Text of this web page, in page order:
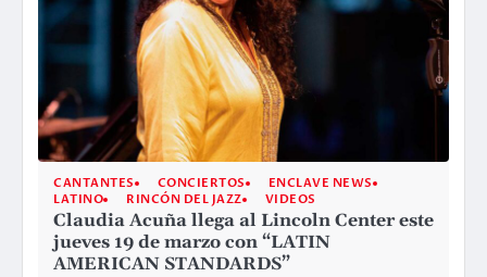
CANTANTES CONCIERTOS
ENCLAVE NEWS
LATINO
RINCÓN DEL JAZZ VIDEOS
Claudia Acuña llega al Lincoln Center este
jueves 19 de marzo con “LATIN
AMERICAN STANDARDS”